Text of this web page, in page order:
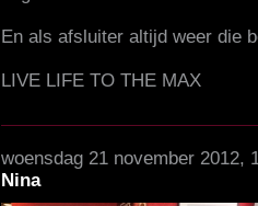
En als afsluiter altijd weer die
LIVE LIFE TO THE MAX
woensdag 21 november 2012,
Nina